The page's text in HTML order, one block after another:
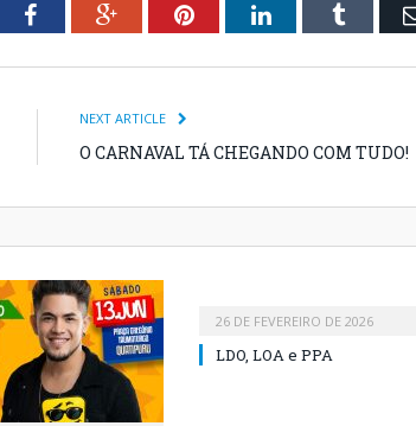
FacebookGoogle+PinterestLinkedInTumblr
NEXT ARTICLE
O CARNAVAL TÁ CHEGANDO COM TUDO!
26 DE FEVEREIRO DE 2026
LDO, LOA e PPA